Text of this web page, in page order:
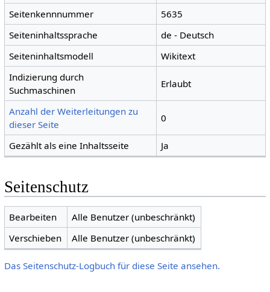
Seitenkennnummer
5635
Seiteninhaltssprache
de - Deutsch
Seiteninhaltsmodell
Wikitext
Indizierung durch
Suchmaschinen
Erlaubt
Anzahl der Weiterleitungen zu
dieser Seite
0
Gezählt als eine Inhaltsseite Ja
Seitenschutz
Bearbeiten
Alle Benutzer (unbeschränkt)
Verschieben
Alle Benutzer (unbeschränkt)
Das Seitenschutz-Logbuch für diese Seite ansehen.